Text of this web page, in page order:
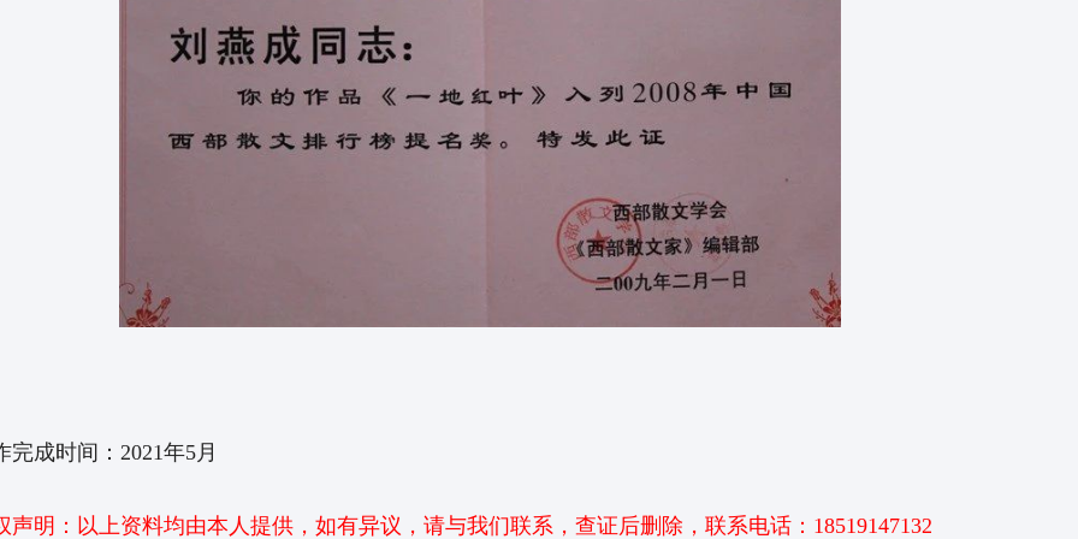
完成时间：2021年5月
声明：以上资料均由本人提供，如有异议，请与我们联系，查证后删除，联系电话：18519147132